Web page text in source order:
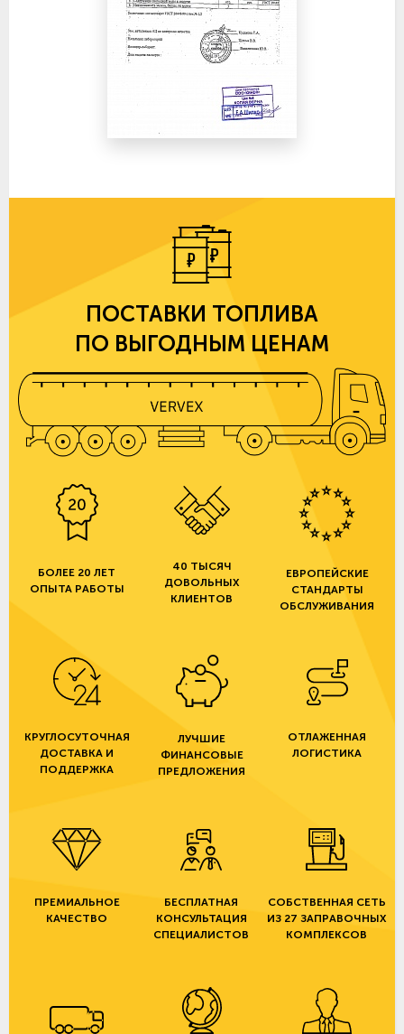
ПОСТАВКИ ТОПЛИВА
ПО ВЫГОДНЫМ ЦЕНАМ
БОЛЕЕ 20 ЛЕТ
ОПЫТА РАБОТЫ
40 ТЫСЯЧ
ДОВОЛЬНЫХ
КЛИЕНТОВ
ЕВРОПЕЙСКИЕ
СТАНДАРТЫ
ОБСЛУЖИВАНИЯ
КРУГЛОСУТОЧНАЯ
ДОСТАВКА И
ПОДДЕРЖКА
ЛУЧШИЕ
ФИНАНСОВЫЕ
ПРЕДЛОЖЕНИЯ
ОТЛАЖЕННАЯ
ЛОГИСТИКА
ПРЕМИАЛЬНОЕ
КАЧЕСТВО
БЕСПЛАТНАЯ
КОНСУЛЬТАЦИЯ
СПЕЦИАЛИСТОВ
СОБСТВЕННАЯ СЕТЬ
ИЗ 27 ЗАПРАВОЧНЫХ
КОМПЛЕКСОВ